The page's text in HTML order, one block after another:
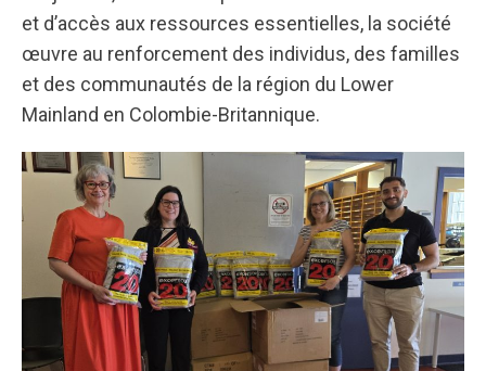
et d’accès aux ressources essentielles, la société
œuvre au renforcement des individus, des familles
et des communautés de la région du Lower
Mainland en Colombie-Britannique.